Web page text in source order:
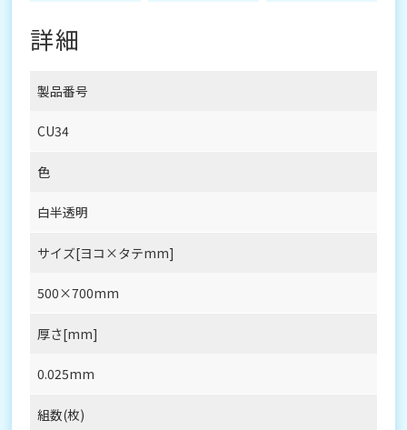
詳細
製品番号
CU34
色
白半透明
サイズ[ヨコ×タテmm]
500×700mm
厚さ[mm]
0.025mm
組数(枚)